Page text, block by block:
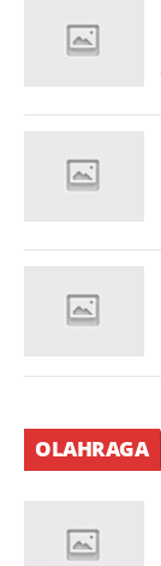
OLAHRAGA